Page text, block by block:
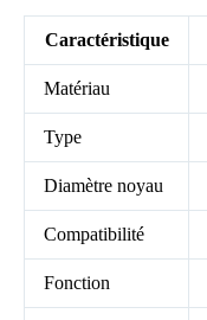
Caractéristique
Matériau
Type
Diamètre noyau
Compatibilité
Fonction